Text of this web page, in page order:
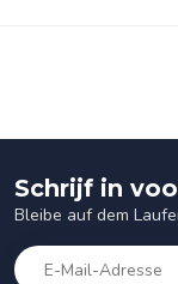
Schrijf in
Bleibe auf dem